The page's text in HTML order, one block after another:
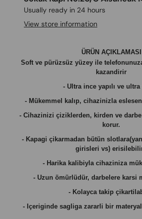
Usually ready in 24 hours
View store information
ÜRÜN AÇIKLAMASI
Soft ve pürüzsüz yüzey ile
kazandirir
- Ultra ince yapılı ve ultra
- Mükemmel kalıp, cihazinizla
- Cihazinizi çiziklerden, kirden ve
korur.
- Kapagi çikarmadan bütün
girisleri vs)
- Harika kalibiyla cihaziniza
- Uzun ömürlüdür, darbelere karsi
- Kolayca takip
- Içeriginde sagliga zararli bir